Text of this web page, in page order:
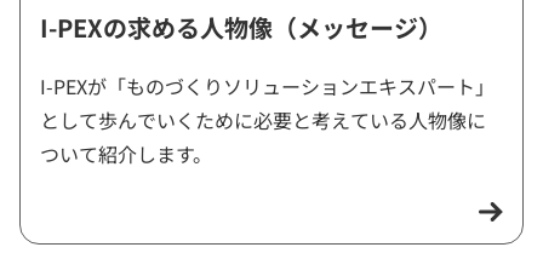
I-PEXの求める人物像（メッセージ）
I-PEXが「ものづくりソリューションエキスパート」
として歩んでいくために必要と考えている人物像に
ついて紹介します。